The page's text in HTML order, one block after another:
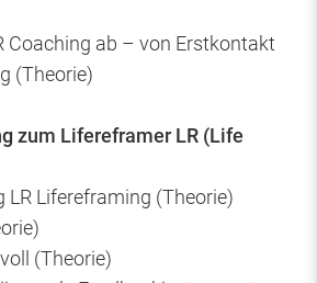
Coaching ab – von Erstkontakt
(Theorie)
zum Lifereframer LR (Life
LR Lifereframing (Theorie)
(Theorie)